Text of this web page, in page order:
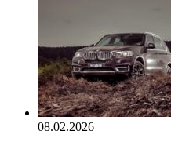
08.02.2026